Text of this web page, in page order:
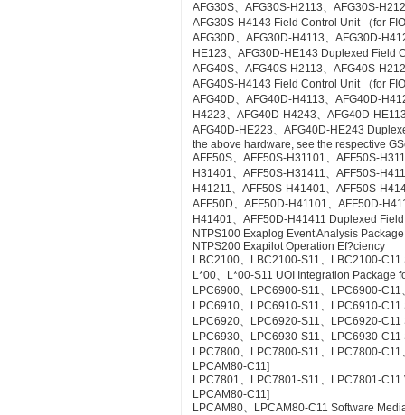
AFG30S、AFG30S-H2113、AFG30S-
AFG30S-H4143 Field Control Unit （for
AFG30D、AFG30D-H4113、AFG30D-
HE123、AFG30D-HE143 Duplexed Field
AFG40S、AFG40S-H2113、AFG40S-
AFG40S-H4143 Field Control Unit （for
AFG40D、AFG40D-H4113、AFG40D-
H4223、AFG40D-H4243、AFG40D-
AFG40D-HE223、AFG40D-HE243
the above hardware, see the respective
AFF50S、AFF50S-H31101、AFF50S-
H31401、AFF50S-H31411、AFF50S-
H41211、AFF50S-H41401、AFF50S-
AFF50D、AFF50D-H41101、AFF50D-
H41401、AFF50D-H41411 Duplexed
NTPS100 Exaplog Event Analysis Package
NTPS200 Exapilot Operation Ef?ciency
LBC2100、LBC2100-S11、LBC2100-
L*00、L*00-S11 UOI Integration Package
LPC6900、LPC6900-S11、LPC6900-
LPC6910、LPC6910-S11、LPC6910-
LPC6920、LPC6920-S11、LPC6920-
LPC6930、LPC6930-S11、LPC6930-
LPC7800、LPC7800-S11、LPC7800-
LPCAM80-C11]
LPC7801、LPC7801-S11、LPC7801-
LPCAM80-C11]
LPCAM80、LPCAM80-C11 Software